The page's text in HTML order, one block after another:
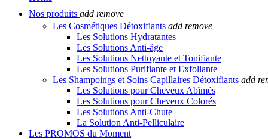
Nos produits add remove
Les Cosmétiques Détoxifiants add remove
Les Solutions Hydratantes
Les Solutions Anti-âge
Les Solutions Nettoyante et Tonifiante
Les Solutions Purifiante et Exfoliante
Les Shampoings et Soins Capillaires Détoxifiants add
Les Solutions pour Cheveux Abîmés
Les Solutions pour Cheveux Colorés
Les Solutions Anti-Chute
La Solution Anti-Pelliculaire
Les PROMOS du Moment